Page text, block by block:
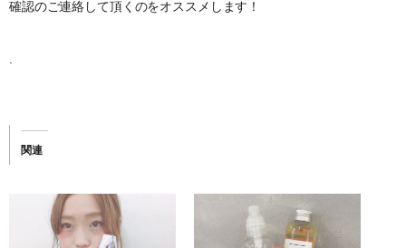
確認のご連絡して頂くのをオススメします！
.
関連